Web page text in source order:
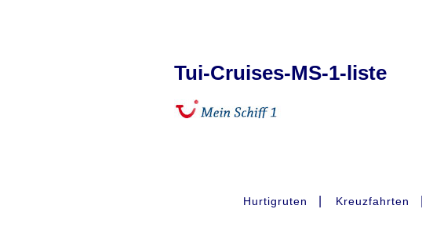
Tui-Cruises-MS-1-liste
Hurtigruten Kreuzfahrten